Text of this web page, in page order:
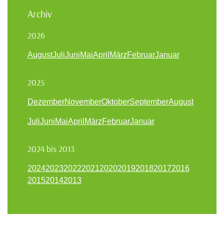
Archiv
2026
AugustJuliJuniMaiApril MärzFebruarJanuar
2025
DezemberNovemberOktoberSeptemberAugust
JuliJuniMaiApril MärzFebruarJanuar
2024 bis 2013
202420232022202120202019201820172016
201520142013